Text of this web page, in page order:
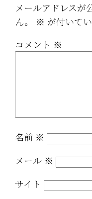
メールアドレスが
ん。
※ が付いて
コメント ※
名前 ※
メール ※
サイト